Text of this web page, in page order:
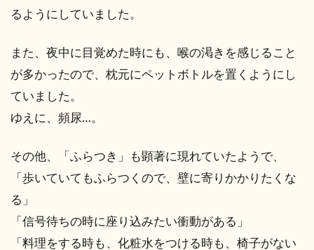
るようにしていました。
また、夜中に目覚めた時にも、喉の渇きを感じること
が多かったので、枕元にペットボトルを置くようにし
ていました。
ゆえに、頻尿…。
その他、「ふらつき」も顕著に現れていたようで、
「歩いていてもふらつくので、壁に寄りかかりたくな
る」
「信号待ちの時に座り込みたい衝動がある」
「料理をする時も、化粧水をつける時も、椅子がない